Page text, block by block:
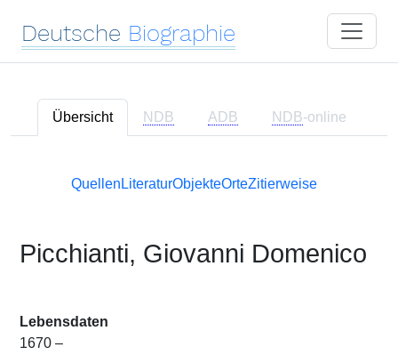
Deutsche Biographie
Übersicht NDB ADB NDB-online
Quellen LiteraturObjekteOrteZitierweise
Picchianti, Giovanni Domenico
Lebensdaten
1670 –